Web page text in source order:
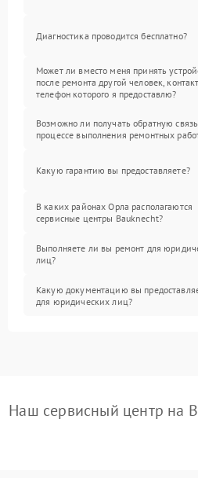
Диагностика проводится бесплатно?
Может ли вместо меня принять
после ремонта другой человек,
телефон которого я предоставлю?
Возможно ли получать обратную
процессе выполнения ремонтных
Какую гарантию вы предоставляете?
В каких районах Орла располагаются
сервисные центры Bauknecht?
Выполняете ли вы ремонт для
лиц?
Какую документацию вы
для юридических лиц?
Наш сервисный центр на